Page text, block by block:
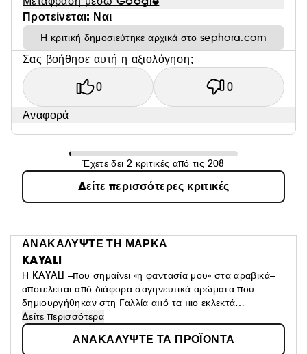
• 10 ml Eden Juicy Apple | 01 Eau de Parfum
• 10 ml Eden Plush Pear | 23 Eau de Parfum
• 10 ml Eden Sweet Peach | 35 Eau de Parfum
• 10 ml Eden Sparkling Lychee | 39 Eau de Parfum
Προτείνεται: Ναι
Η κριτική δημοσιεύτηκε αρχικά στο sephora.com
Σας βοήθησε αυτή η αξιολόγηση;
0 0
Αναφορά
Έχετε δει 2 κριτικές από τις 208
Δείτε περισσότερες κριτικές
ΑΝΑΚΑΛΥΨΤΕ ΤΗ ΜΑΡΚΑ
KAYALI
Η KAYALI –που σημαίνει «η φαντασία μου» στα αραβικά–
αποτελείται από διάφορα σαγηνευτικά αρώματα που
δημιουργήθηκαν στη Γαλλία από τα πιο εκλεκτά
συστατικά. Αυτή η κορυφαία συλλογή τιμά την τεχνική του
« layering », δημιουργώντας ένα άρωμα που σας ταιριάζει
απόλυτα. Η KAYALI εμπνέεται από τους θησαυρούς της
Δείτε περισσότερα
ΑΝΑΚΑΛΥΨΤΕ ΤΑ ΠΡΟΪΟΝΤΑ